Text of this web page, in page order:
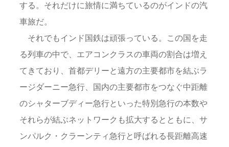
する。それだけに旅情に満ちているのがインドの汽
車旅だ。
それでもインド国鉄は頑張っている。この国を走
る列車の中で、エアコンクラスの車両の割合は増え
てきており、首都デリーと遠方の主要都市を結ぶラ
ージダーニー急行、国内の主要都市をつなぐ中距離
のシャターブディー急行といった特別急行の本数や
それらが結ぶネットワークも拡大するとともに、サ
ンパルク・クラーンティ急行と呼ばれる長距離高速